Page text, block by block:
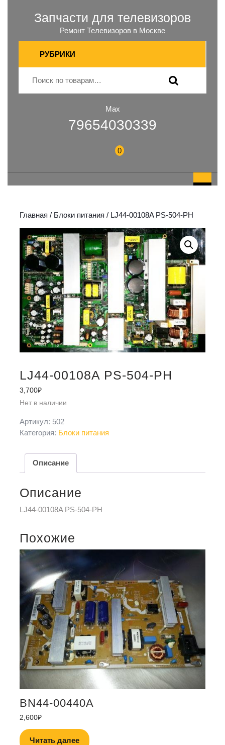
Запчасти для телевизоров
Ремонт Телевизоров в Москве
РУБРИКИ
Max
79654030339
0
Главная / Блоки питания / LJ44-00108A PS-504-PH
LJ44-00108A PS-504-PH
3,700₽
Нет в наличии
Артикул: 502
Категория: Блоки питания
Описание
Описание
LJ44-00108A PS-504-PH
Похожие
BN44-00440A
2,600₽
Читать далее